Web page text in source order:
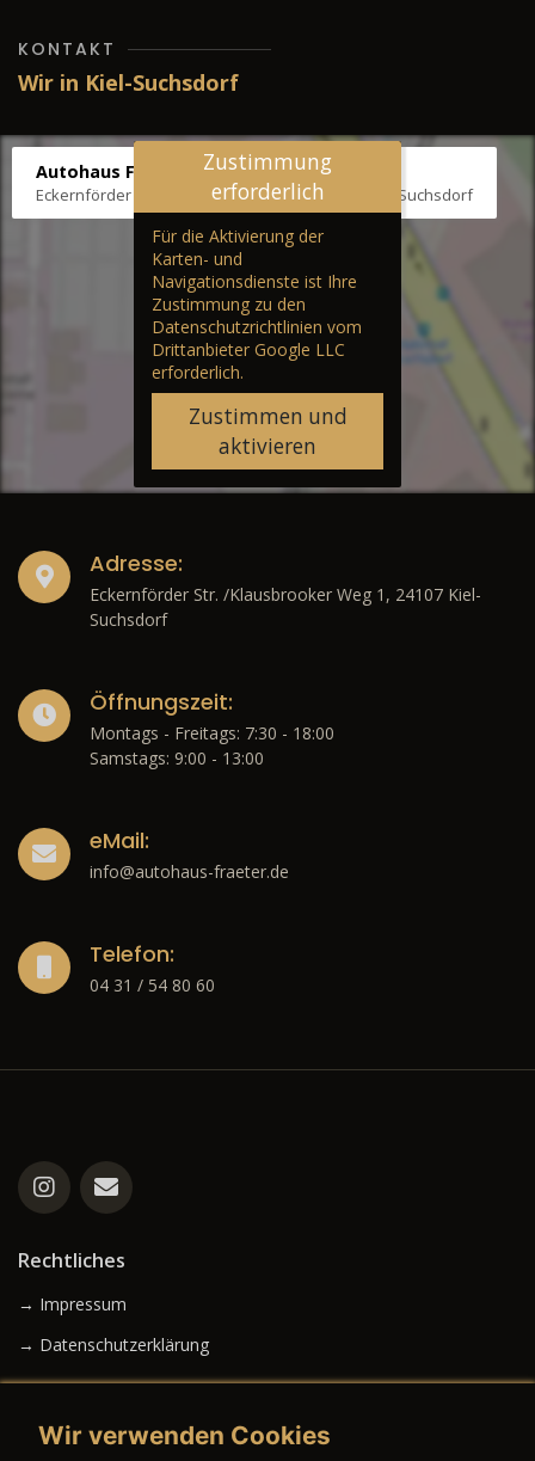
KONTAKT
Wir in Kiel-Suchsdorf
Autohaus Fräter
Eckernförder Str. /Klausbrooker Weg 1, 24107 Kiel-Suchsdorf
Zustimmung
erforderlich
Für die Aktivierung der
Karten- und
Navigationsdienste ist Ihre
Zustimmung zu den
Datenschutzrichtlinien vom
Drittanbieter Google LLC
erforderlich.
Zustimmen und
aktivieren
Adresse:
Eckernförder Str. /Klausbrooker Weg 1, 24107 Kiel-
Suchsdorf
Öffnungszeit:
Montags - Freitags: 7:30 - 18:00
Samstags: 9:00 - 13:00
eMail:
info@autohaus-fraeter.de
Telefon:
04 31 / 54 80 60
Rechtliches
→ Impressum
→ Datenschutzerklärung
Wir verwenden Cookies